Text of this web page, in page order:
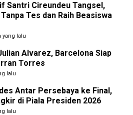
Santri Cireundeu Tangsel,
Tes dan Raih Beasiswa
yang lalu
Alvarez, Barcelona Siap
Torres
lalu
Antar Persebaya ke Final,
di Piala Presiden 2026
lalu